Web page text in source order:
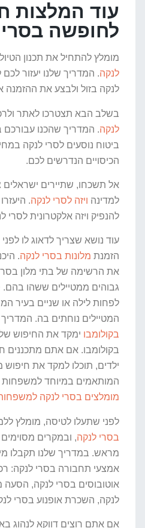
עוד המלצות
לחופשה
מומלץ להתחיל את תכנון
לנקה. המדריך שלנו יעזור
לנקה בזול ולבצע את ההזמנה
בשלב הבא תצטרכו לאתר
לנקה. המדריך שהכנו עבורכם
ביטוח נוסעים לסרי לנקה
הכיסויים הנדרשים לכם.
אל תשכחו, שתיירים ישראלים
למדינה ויזה לסרי לנקה.
להנפיק ויזה אלקטרונית לסרי
עוד נושא שצריך לדאוג לו
הזמנת מלונות בסרי לנקה.
את הרשימה של בתי מלון בסרי
גבוהים ממטיילים ששהו בהם.
לפחות לילה או שניים בעיר
המטיילים נוחתים בה.
בקולומבו ימקד את החיפוש
בקולומבו. אם אתם מתכננים
ילדים, תוכלו למקד את חיפוש
המותאמים במיוחד
מומלצים בסרי לנקה
לפני שתעלו לטיסה, מומלץ
בסרי לנקה, ובמקרים
מראש. במדריך שלנו תקבלו
אמצעי תחבורה בסרי לנקה:
אוטובוסים בסרי לנקה,
לנקה, השכרת אופנוע בסרי
אם אתם רוצים דווקא לנהוג